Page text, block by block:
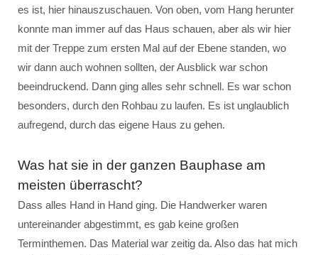
es ist, hier hinauszuschauen. Von oben, vom Hang herunter
konnte man immer auf das Haus schauen, aber als wir hier
mit der Treppe zum ersten Mal auf der Ebene standen, wo
wir dann auch wohnen sollten, der Ausblick war schon
beeindruckend. Dann ging alles sehr schnell. Es war schon
besonders, durch den Rohbau zu laufen. Es ist unglaublich
aufregend, durch das eigene Haus zu gehen.
Was hat sie in der ganzen Bauphase am
meisten überrascht?
Dass alles Hand in Hand ging. Die Handwerker waren
untereinander abgestimmt, es gab keine großen
Terminthemen. Das Material war zeitig da. Also das hat mich